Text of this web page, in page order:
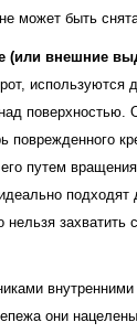
может быть
(или внешние
используются
поверхностью.
поврежденного
путем
подходят
нельзя захватить
они